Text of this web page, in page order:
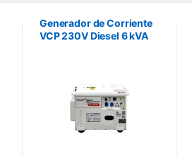
Generador de Corriente
VCP 230V Diesel 6 kVA